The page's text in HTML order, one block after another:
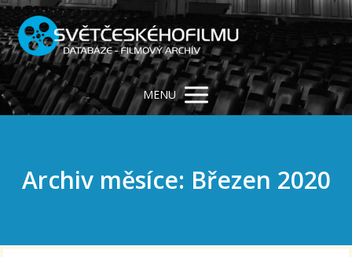
MENU
Archiv měsíce: Březen 2020